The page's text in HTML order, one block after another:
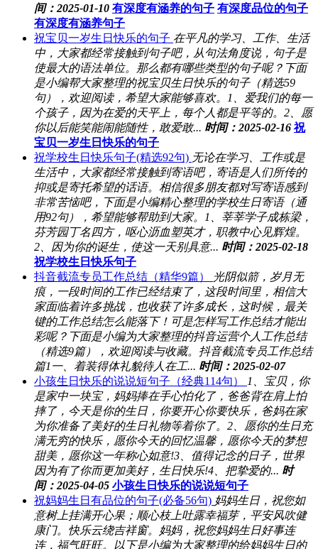
间：2025-01-10 有深度有涵养的句子 有深度品位的句子
有深度有涵养句子
祝宝贝一岁生日快乐的句子 在平凡的学习、工作、生活
中，大家都经常接触到句子吧，从句法角度说，句子是
使最大的语法单位。那么都有哪些类型的句子呢？下面
是小编帮大家整理的祝宝贝生日快乐的句子（精选59
句），欢迎阅读，希望大家能够喜欢。1、爱我们的每一
个孩子，因为在爱的天平上，每个人都是平等的。2、愿
你以后能笑能闹能随性，敢爱敢... 时间：2025-02-16 祝
宝贝一岁生日快乐的句子
祝学校生日快乐句子(精选92句) 无论在学习、工作或是
生活中，大家都经常接触到寄语吧，寄语是人们所传的
抑或是寄托希望的话语。相信很多朋友都对写寄语感到
非常苦恼吧，下面是小编精心整理的学校生日寄语（通
用92句），希望能够帮助到大家。1、莘莘学子成栋梁，
芬芳园丁名四方，呕心沥血塑英才，职教中心见辉煌。
2、因为你的诞生，使这一天别具意... 时间：2025-02-18
祝学校生日快乐句子
抖音截流专员工作总结（精华9篇）
光阴似箭，岁月无
痕，一段时间的工作已经结束了，这段时间里，相信大
家面临着许多挑战，也收获了许多成长，这时候，最关
键的工作总结怎么能落下！可是怎样写工作总结才能出
彩呢？下面是小编为大家整理的抖音运营个人工作总结
（精选9篇），欢迎阅读与收藏。抖音截流专员工作总结
篇1一、着装得体礼貌待人在工... 时间：2025-02-07
小孩生日快乐的说说短句子（经典114句）
1、宝贝，你
是家中一块宝，妈妈捧在手心怕化了，爸爸背在肩上怕
摔了，今天是你的生日，你要开心你要快乐，爸妈在家
为你准备了美好的生日礼物等着你了。2、愿你的生日充
满无穷的快乐，愿你今天的回忆温馨，愿你今天的梦想
甜美，愿你这一年称心如意!3、值得记念的日子，世界
因为有了你而更加美好，生日快乐!4、把挚爱的... 时
间：2025-04-05 小孩生日快乐的说说短句子
祝妈妈生日有品位的句子(必备56句) 妈妈生日，祝您如
意树上挂满开心果；顺心枝上吐露幸福芽，平安风吹健
康门。快乐云绕吉祥窗。妈妈，祝您妈妈生日好事连
连，福气旺旺。以下是小编为大家整理的给妈妈生日的